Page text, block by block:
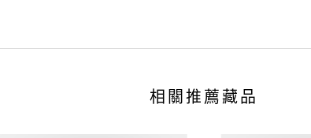
相關推薦藏品